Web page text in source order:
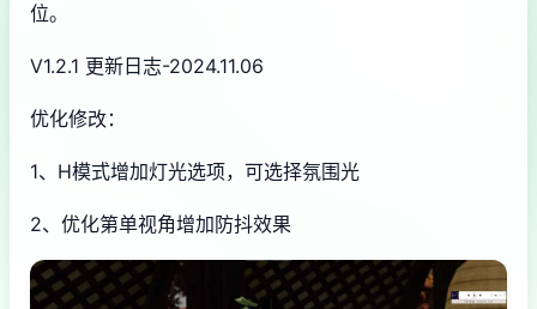
位。
V1.2.1 更新日志-2024.11.06
优化修改：
1、H模式增加灯光选项，可选择氛围光
2、优化第单视角增加防抖效果